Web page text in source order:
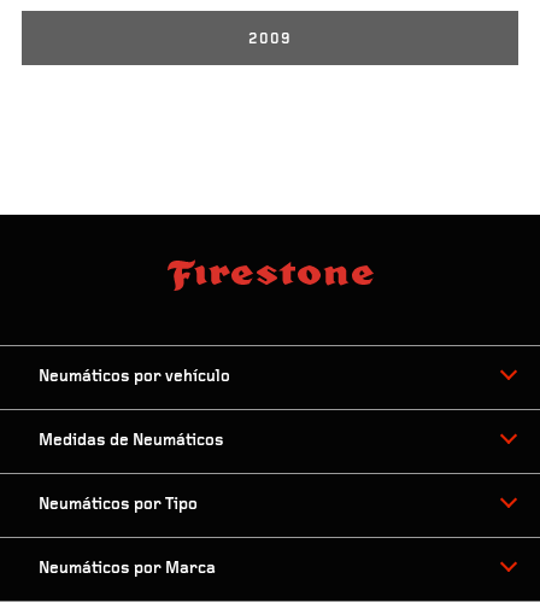
2009
Neumáticos por vehículo
Medidas de Neumáticos
Neumáticos por Tipo
Neumáticos por Marca